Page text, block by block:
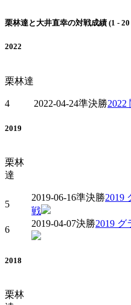
栗林達と大井直幸の対戦成績 (1 - 20
2022
栗林達
4 2022-04-24準決勝2022
2019
栗林
達
5
2019-06-16準決勝2019
戦
6
2019-04-07決勝2019
2018
栗林